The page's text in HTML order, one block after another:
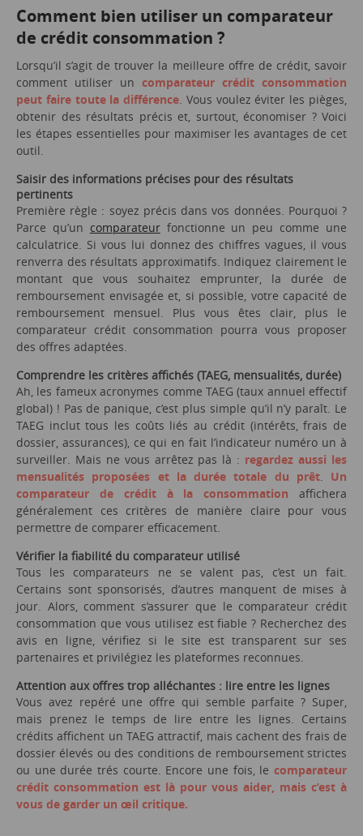
Comment bien utiliser un comparateur
de crédit consommation ?
Lorsqu’il s’agit de trouver la meilleure offre de crédit, savoir
comment utiliser un comparateur crédit consommation
peut faire toute la différence. Vous voulez éviter les pièges,
obtenir des résultats précis et, surtout, économiser ? Voici
les étapes essentielles pour maximiser les avantages de cet
outil.
Saisir des informations précises pour des résultats
pertinents
Première règle : soyez précis dans vos données. Pourquoi ?
Parce qu’un comparateurfonctionne un peu comme une
calculatrice. Si vous lui donnez des chiffres vagues, il vous
renverra des résultats approximatifs. Indiquez clairement le
montant que vous souhaitez emprunter, la durée de
remboursement envisagée et, si possible, votre capacité de
remboursement mensuel. Plus vous êtes clair, plus le
comparateur crédit consommation pourra vous proposer
des offres adaptées.
Comprendre les critères affichés (TAEG, mensualités, durée)
Ah, les fameux acronymes comme TAEG (taux annuel effectif
global) ! Pas de panique, c’est plus simple qu’il n’y paraît. Le
TAEG inclut tous les coûts liés au crédit (intérêts, frais de
dossier, assurances), ce qui en fait l’indicateur numéro un à
surveiller. Mais ne vous arrêtez pas là : regardez aussi les
mensualités proposées et la durée totale du prêt. Un
comparateur de crédit à la consommation affichera
généralement ces critères de manière claire pour vous
permettre de comparer efficacement.
Vérifier la fiabilité du comparateur utilisé
Tous les comparateurs ne se valent pas, c’est un fait.
Certains sont sponsorisés, d’autres manquent de mises à
jour. Alors, comment s’assurer que le comparateur crédit
consommation que vous utilisez est fiable ? Recherchez des
avis en ligne, vérifiez si le site est transparent sur ses
partenaires et privilégiez les plateformes reconnues.
Attention aux offres trop alléchantes : lire entre les lignes
Vous avez repéré une offre qui semble parfaite ? Super,
mais prenez le temps de lire entre les lignes. Certains
crédits affichent un TAEG attractif, mais cachent des frais de
dossier élevés ou des conditions de remboursement strictes
ou une durée trés courte. Encore une fois, le comparateur
crédit consommation est là pour vous aider, mais c’est à
vous de garder un œil critique.